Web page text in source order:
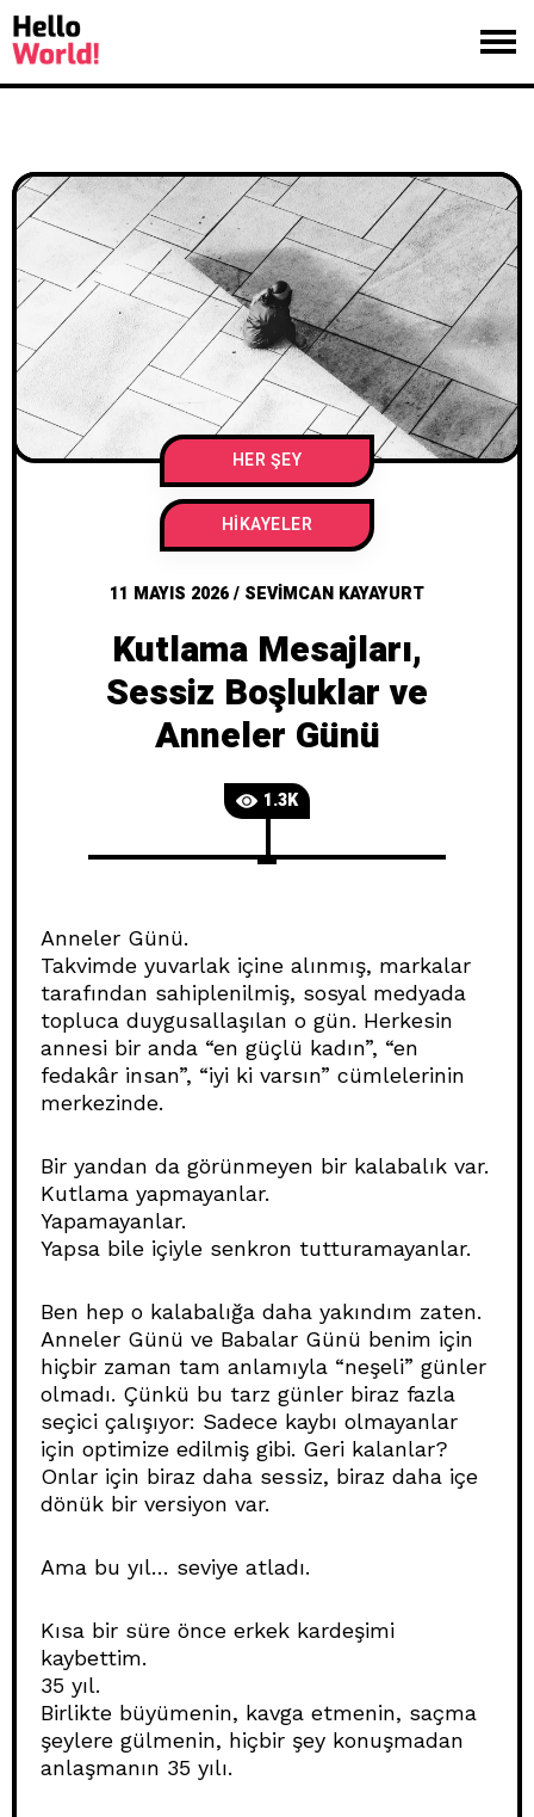
HER ŞEY
HIKAYELER
11 MAYIS 2026/ SEVIMCAN KAYAYURT
Kutlama Mesajları,
Sessiz Boşluklar ve
Anneler Günü
1.3K
Anneler Günü.
Takvimde yuvarlak içine alınmış, markalar
tarafından sahiplenilmiş, sosyal medyada
topluca duygusallaşılan o gün. Herkesin
annesi bir anda “en güçlü kadın”, “en
fedakâr insan”, “iyi ki varsın” cümlelerinin
merkezinde.
Bir yandan da görünmeyen bir kalabalık var.
Kutlama yapmayanlar.
Yapamayanlar.
Yapsa bile içiyle senkron tutturamayanlar.
Ben hep o kalabalığa daha yakındım zaten.
Anneler Günü ve Babalar Günü benim için
hiçbir zaman tam anlamıyla “neşeli” günler
olmadı. Çünkü bu tarz günler biraz fazla
seçici çalışıyor: Sadece kaybı olmayanlar
için optimize edilmiş gibi. Geri kalanlar?
Onlar için biraz daha sessiz, biraz daha içe
dönük bir versiyon var.
Ama bu yıl… seviye atladı.
Kısa bir süre önce erkek kardeşimi
kaybettim.
35 yıl.
Birlikte büyümenin, kavga etmenin, saçma
şeylere gülmenin, hiçbir şey konuşmadan
anlaşmanın 35 yılı.